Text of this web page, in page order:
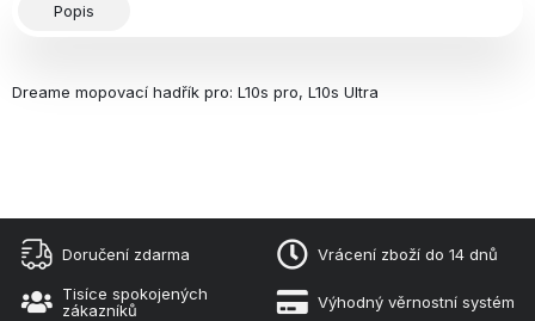
Popis
Dreame mopovací hadřík pro: L10s pro, L10s Ultra
Doručení zdarma Vrácení zboží do 14 dnů
Tisíce spokojených
zákazníků
Výhodný věrnostní systém